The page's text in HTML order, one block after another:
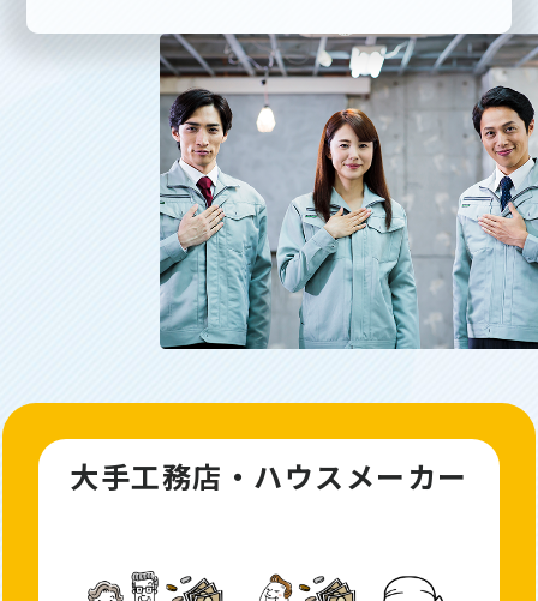
大手工務店・ハウスメーカー